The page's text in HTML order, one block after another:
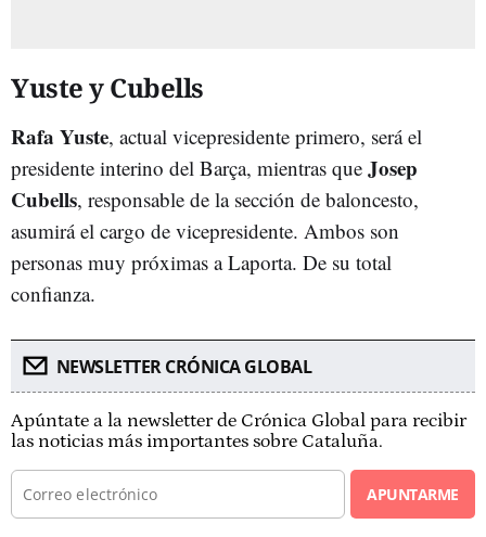
Yuste y Cubells
Rafa Yuste, actual vicepresidente primero, será el
presidente interino del Barça, mientras que Josep
Cubells, responsable de la sección de baloncesto,
asumirá el cargo de vicepresidente. Ambos son
personas muy próximas a Laporta. De su total
confianza.
NEWSLETTER CRÓNICA GLOBAL
Apúntate a la newsletter de Crónica Global para recibir
las noticias más importantes sobre Cataluña.
APUNTARME